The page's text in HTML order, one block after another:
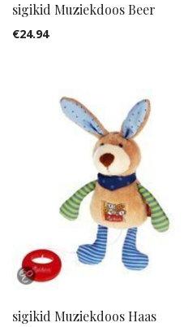
sigikid Muziekdoos Beer
€24.94
sigikid Muziekdoos Haas